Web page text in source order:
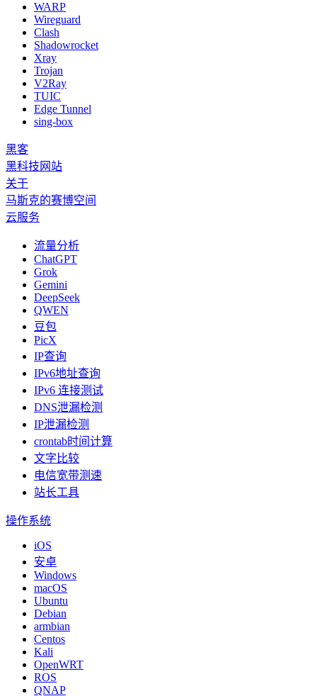
WARP
Wireguard
Clash
Shadowrocket
Xray
Trojan
V2Ray
TUIC
Edge Tunnel
sing-box
黑客
黑科技网站
关于
马斯克的赛博空间
云服务
流量分析
ChatGPT
Grok
Gemini
DeepSeek
QWEN
豆包
PicX
IP查询
IPv6地址查询
IPv6 连接测试
DNS泄漏检测
IP泄漏检测
crontab时间计算
文字比较
电信宽带测速
站长工具
操作系统
iOS
安卓
Windows
macOS
Ubuntu
Debian
armbian
Centos
Kali
OpenWRT
ROS
QNAP